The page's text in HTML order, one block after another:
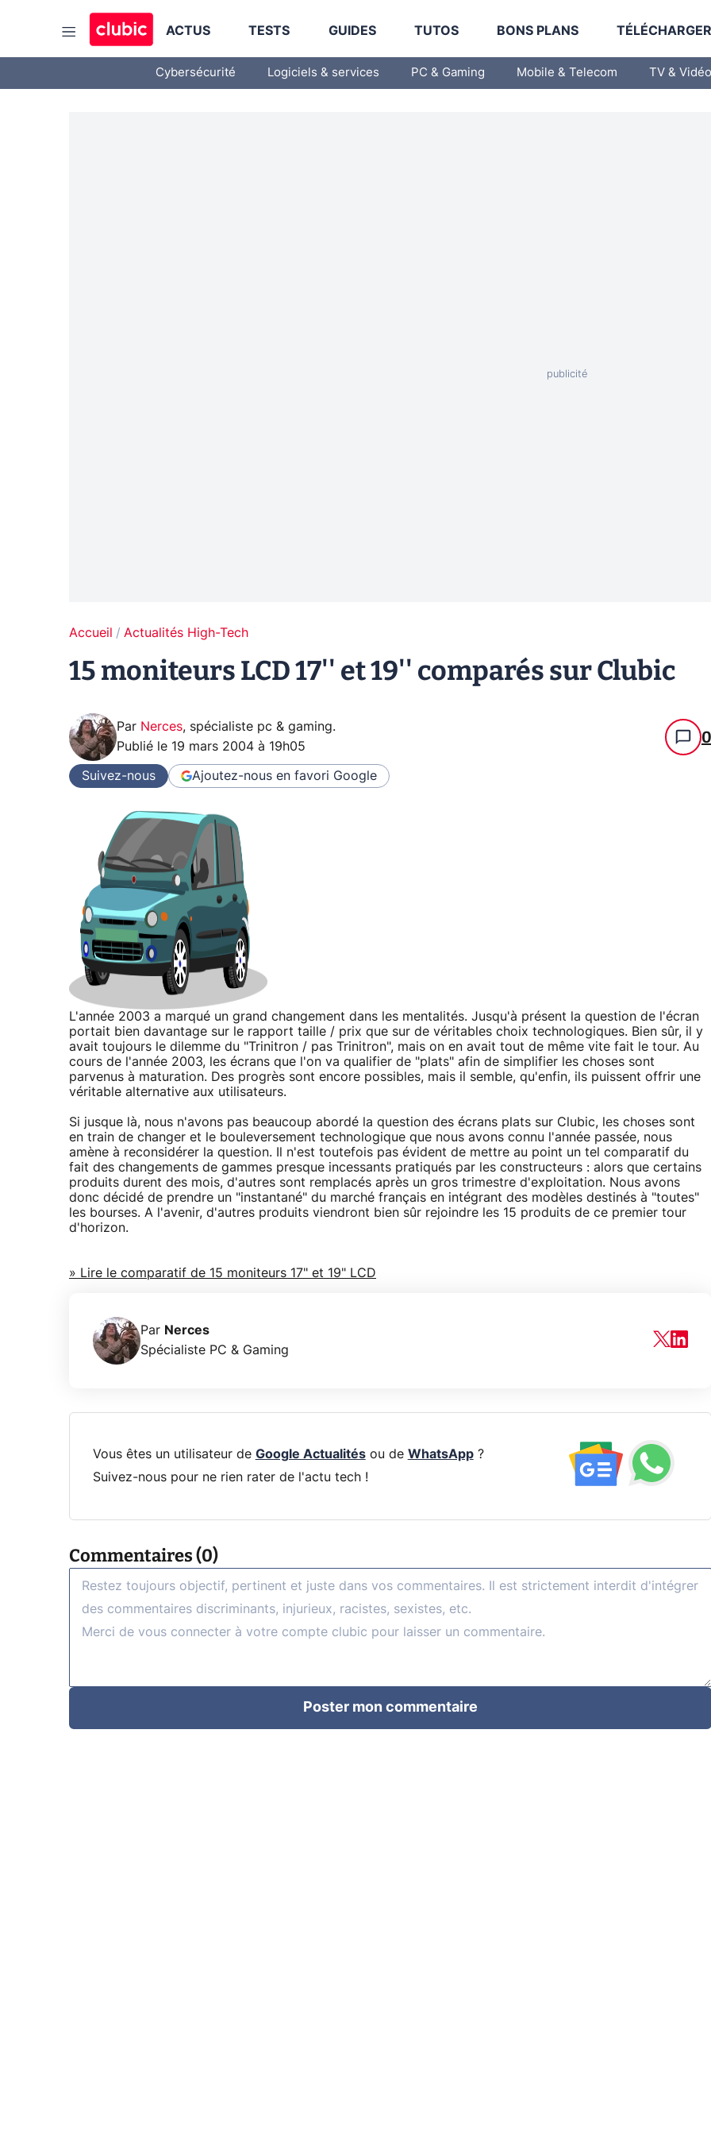
ACTUS TESTS GUIDES TUTOS BONS PLANS
Cybersécurité Logiciels & services PC & Gaming Mobile & Telecom TV & Vidéo
Accueil Actualités High-Tech
15 moniteurs LCD 17'' et 19'' comparés sur Clubic
Par Nerces, spécialiste pc & gaming.
Publié le 19 mars 2004 à 19h05 0
Suivez-nous Ajoutez-nous en favori Google
L'année 2003 a marqué un grand changement dans les mentalités. Jusqu'à présent la question de l'écran
portait bien davantage sur le rapport taille / prix que sur de véritables choix technologiques. Bien sûr, il y
avait toujours le dilemme du "Trinitron / pas Trinitron", mais on en avait tout de même vite fait le tour. Au
cours de l'année 2003, les écrans que l'on va qualifier de "plats" afin de simplifier les choses sont
parvenus à maturation. Des progrès sont encore possibles, mais il semble, qu'enfin, ils puissent offrir une
véritable alternative aux utilisateurs.
Si jusque là, nous n'avons pas beaucoup abordé la question des écrans plats sur Clubic, les choses sont
en train de changer et le bouleversement technologique que nous avons connu l'année passée, nous
amène à reconsidérer la question. Il n'est toutefois pas évident de mettre au point un tel comparatif du
fait des changements de gammes presque incessants pratiqués par les constructeurs : alors que certains
produits durent des mois, d'autres sont remplacés après un gros trimestre d'exploitation. Nous avons
donc décidé de prendre un "instantané" du marché français en intégrant des modèles destinés à "toutes"
les bourses. A l'avenir, d'autres produits viendront bien sûr rejoindre les 15 produits de ce premier tour
d'horizon.
» Lire le comparatif de 15 moniteurs 17" et 19" LCD
Par Nerces
Spécialiste PC & Gaming
Vous êtes un utilisateur de Google Actualitésou de WhatsApp?
Suivez-nous pour ne rien rater de l'actu tech !
Commentaires (0)
Poster mon commentaire